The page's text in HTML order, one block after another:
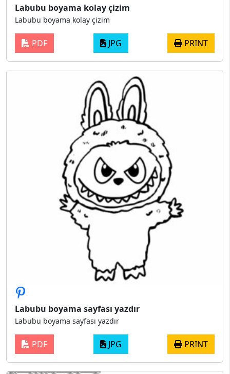
Labubu boyama kolay çizim
Labubu boyama kolay çizim
PDF JPG PRINT
Labubu boyama sayfası yazdır
Labubu boyama sayfası yazdır
PDF JPG PRINT